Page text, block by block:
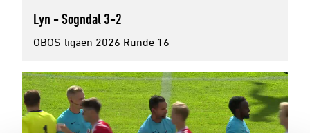
Lyn - Sogndal 3-2
OBOS-ligaen 2026 Runde 16